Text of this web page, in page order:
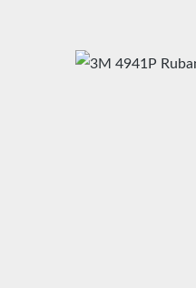
Ignorer la galerie d'images